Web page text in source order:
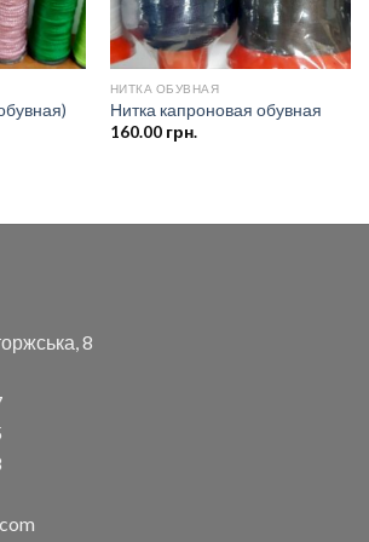
НИТКА ОБУВНАЯ
Нитка капроновая обувная
160.00грн.
8